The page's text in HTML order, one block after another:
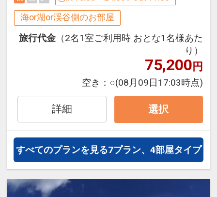
有料 1台につき1泊 ￥2、000（税込み）
設定期間：2026年9月1日～2026年11月
インターネットコース番号：DP-2-
200000032310
ご面倒おかけいたしますが、ご理解いた
だけますようよろしく申し上げます。
※連泊時の客室清掃はございません。タ
オル類とゴミは回収させて頂きます。
☆ ☆ ☆ ☆ ☆ ☆ ☆ ☆ ☆ ☆ ☆ ☆
プライベートビーチで過ごす、リゾート
を楽しんでみませんか？
その場に身を置くだけで自然に溶け込む
ような一体感を味わえる、静かで穏やか
なリゾネックス名護自慢のビーチ。
ビーチでのんびり読書やうたた寝をした
り、サップやパラセーリングを思う存分
堪能したり。
を満喫できます。
絶景を目の前に、心が開放されるステキ
なひとときをお過ごしください。
客室はすべてオーシャンフロントで名護
波の音で目覚める朝。
ゆったりとした時間を過ごしませんか？
で
余裕をもって観光できます。
☆ ☆ ☆ ☆ ☆ ☆ ☆ ☆ ☆ ☆ ☆ ☆
海or湖or渓谷側のお部屋
旅行代金 （2名1室ご利用時 おとな1名様あた
り）
75,200円
空き： ○(08月09日17:03時点)
詳細 選択
すべてのプランを見る7プラン、4部屋タイプ